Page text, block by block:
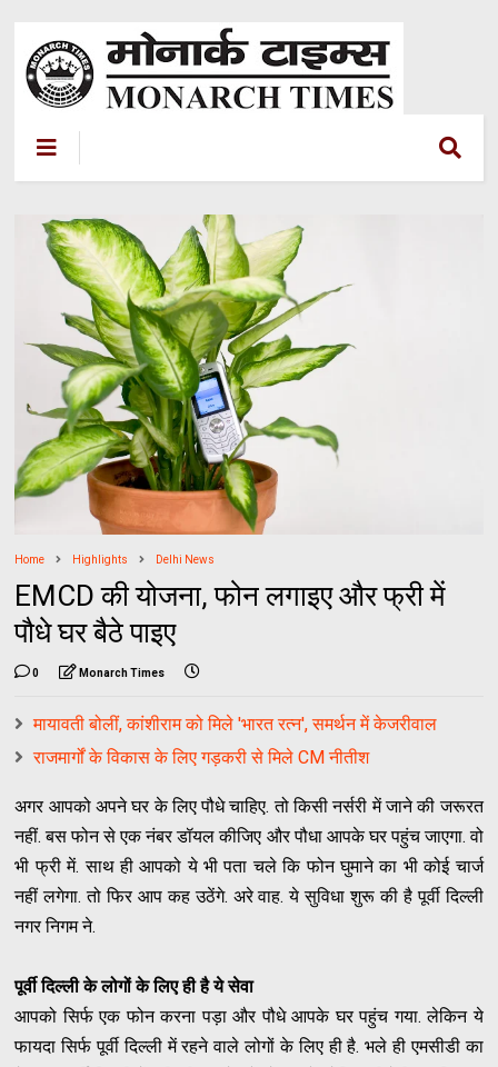
Home Highlights Delhi News
EMCD की योजना, फोन लगाइए और फ्री में
पौधे घर बैठे पाइए
0 Monarch Times
मायावती बोलीं, कांशीराम को मिले 'भारत रत्न', समर्थन में केजरीवाल
राजमार्गों के विकास के लिए गड़करी से मिले CM नीतीश
अगर आपको अपने घर के लिए पौधे चाहिए. तो किसी नर्सरी में जाने की जरूरत
नहीं. बस फोन से एक नंबर डॉयल कीजिए और पौधा आपके घर पहुंच जाएगा. वो
भी फ्री में. साथ ही आपको ये भी पता चले कि फोन घुमाने का भी कोई चार्ज
नहीं लगेगा. तो फिर आप कह उठेंगे. अरे वाह. ये सुविधा शुरू की है पूर्वी दिल्ली
नगर निगम ने.
पूर्वी दिल्ली के लोगों के लिए ही है ये सेवा
आपको सिर्फ एक फोन करना पड़ा और पौधे आपके घर पहुंच गया. लेकिन ये
फायदा सिर्फ पूर्वी दिल्ली में रहने वाले लोगों के लिए ही है. भले ही एमसीडी का